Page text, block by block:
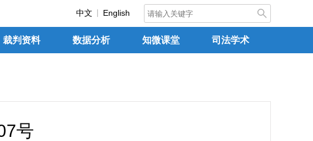
中文 English
裁判资料 数据分析 知微课堂 司法学术
号